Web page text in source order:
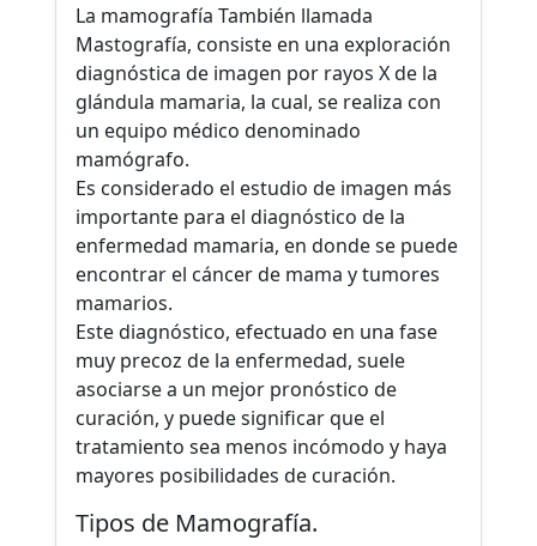
La mamografía También llamada
Mastografía, consiste en una exploración
diagnóstica de imagen por rayos X de la
glándula mamaria, la cual, se realiza con
un equipo médico denominado
mamógrafo.
Es considerado el estudio de imagen más
importante para el diagnóstico de la
enfermedad mamaria, en donde se puede
encontrar el cáncer de mama y tumores
mamarios.
Este diagnóstico, efectuado en una fase
muy precoz de la enfermedad, suele
asociarse a un mejor pronóstico de
curación, y puede significar que el
tratamiento sea menos incómodo y haya
mayores posibilidades de curación.
Tipos de Mamografía.